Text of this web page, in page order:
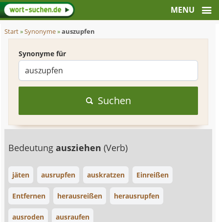
Start»Synonyme»auszupfen
Synonyme für
Suchen
Bedeutungausziehen(Verb)
jäten ausrupfen auskratzen Einreißen
Entfernen herausreißen herausrupfen
ausroden ausraufen